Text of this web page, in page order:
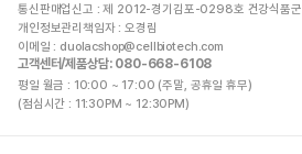
통신판매업신고 : 제 2012-경기김포-0298호 건강식품군
개인정보관리책임자 : 오경림
이메일 : duolacshop@cellbiotech.com
고객센터/제품상담: 080-668-6108
평일 월금 : 10:00 ~ 17:00 (주말, 공휴일 휴무)
(점심시간 : 11:30PM ~ 12:30PM)